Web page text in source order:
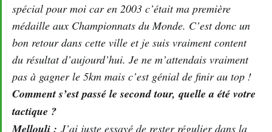
spécial pour moi car en 2003 c’était ma première
médaille aux Championnats du Monde. C’est donc un
bon retour dans cette ville et je suis vraiment content
du résultat d’aujourd’hui. Je ne m’attendais vraiment
pas à gagner le 5km mais c’est génial de finir au top !
Comment s’est passé le second tour, quelle a été votre
tactique ?
Mellouli : J’ai juste essayé de rester régulier dans la